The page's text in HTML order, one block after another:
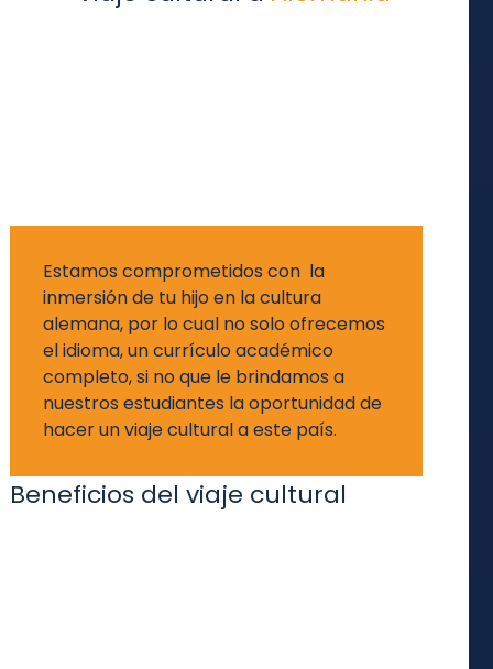
Estamos comprometidos con la
inmersión de tu hijo en la cultura
alemana, por lo cual no solo ofrecemos
el idioma, un currículo académico
completo, si no que le brindamos a
nuestros estudiantes la oportunidad de
hacer un viaje cultural a este país.
Beneficios del viaje cultural